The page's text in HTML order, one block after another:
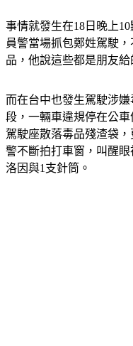
事情就發生在18日晚上
員警當場抓包鄭姓駕駛
品，他說這些都是朋友
而在台中也發生駕駛涉
段，一輛車違規停在公
駕駛座散落毒品殘渣袋
警不斷拍打車窗，叫醒
洛因與1支針筒。